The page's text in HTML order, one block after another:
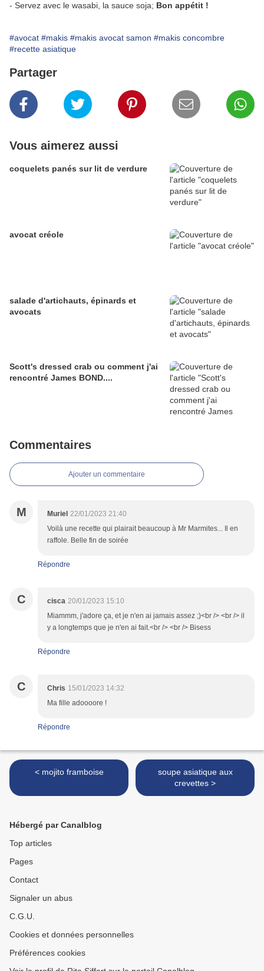
- Servez avec le wasabi, la sauce soja; Bon appétit !
#avocat #makis #makis avocat samon #makis concombre
#recette asiatique
Partager
Vous aimerez aussi
coquelets panés sur lit de verdure
avocat créole
salade d'artichauts, épinards et
avocats
Scott's dressed crab ou comment j'ai
rencontré James BOND....
Commentaires
Ajouter un commentaire
M Muriel 22/01/2023 21:40
Voilà une recette qui plairait beaucoup à Mr Marmites... Il en
raffole. Belle fin de soirée
Répondre
C cisca 20/01/2023 15:10
Miammm, j'adore ça, et je n'en ai jamais assez ;)<br /> <br /> il
y a longtemps que je n'en ai fait.<br /> <br /> Bisess
Répondre
C Chris 15/01/2023 14:32
Ma fille adoooore !
Répondre
< mojito framboise
soupe asiatique aux
crevettes >
Hébergé par Canalblog
Top articles
Pages
Contact
Signaler un abus
C.G.U.
Cookies et données personnelles
Préférences cookies